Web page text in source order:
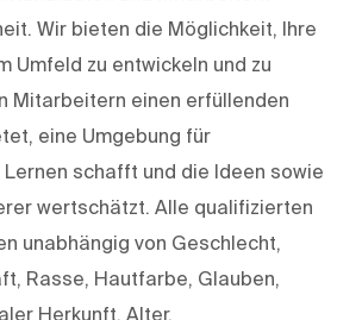
Wir bieten die Möglichkeit, Ihre
Umfeld zu entwickeln und zu
Mitarbeitern einen erfüllenden
eine Umgebung für
schafft und die Ideen sowie
wertschätzt. Alle qualifizierten
unabhängig von Geschlecht,
Rasse, Hautfarbe, Glauben,
Herkunft, Alter,